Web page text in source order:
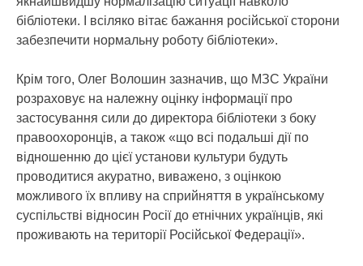
бібліотеки. І всіляко вітає бажання російської сторони
забезпечити нормальну роботу бібліотеки».
Крім того, Олег Волошин зазначив, що МЗС України
розраховує на належну оцінку інформації про
застосування сили до директора бібліотеки з боку
правоохоронців, а також «що всі подальші дії по
відношенню до цієї установи культури будуть
проводитися акуратно, виважено, з оцінкою
можливого їх впливу на сприйняття в українському
суспільстві відносин Росії до етнічних українців, які
проживають на території Російської Федерації».